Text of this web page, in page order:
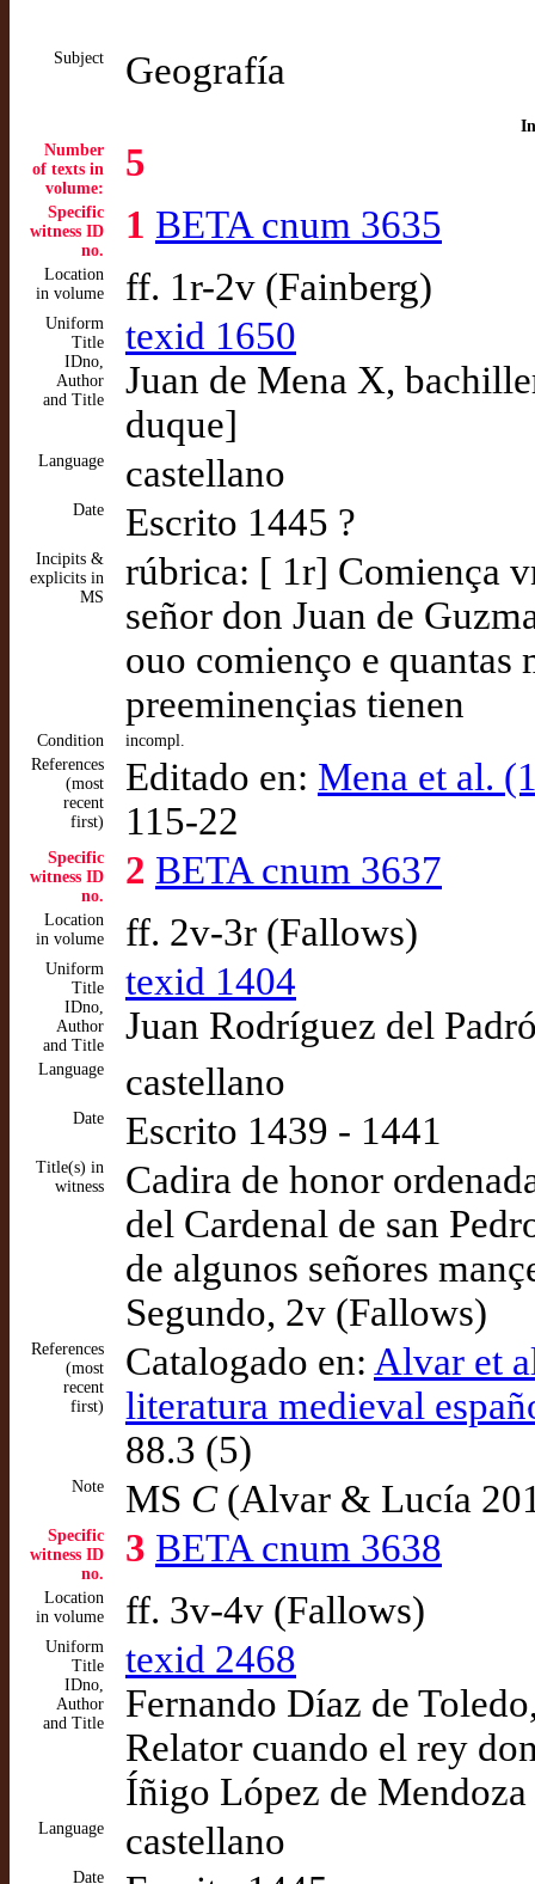
Subject Geografía
Number
of texts in
volume:
5
Specific
witness ID
no.
1 BETA cnum 3635
Location
in volume
ff. 1r-2v (Fainberg)
Uniform
Title
IDno,
Author
and Title
texid 1650
Juan de Mena X,
duque]
Language castellano
Date Escrito 1445 ?
Incipits &
explicits in
MS
rúbrica: [ 1r] Comiença
señor don Juan de
ouo comienço e quantas
preeminençias tienen
Condition
incompl.
References
(most
recent
first)
Editado en: Mena et al.
115-22
Specific
witness ID
no.
2 BETA cnum 3637
Location
in volume
ff. 2v-3r (Fallows)
Uniform
Title
IDno,
Author
and Title
texid 1404
Juan Rodríguez del
Language castellano
Date Escrito 1439 - 1441
Title(s) in
witness
Cadira de honor
del Cardenal de san
de algunos señores
Segundo, 2v (Fallows)
References
(most
recent
first)
Catalogado en: Alvar et
literatura medieval
88.3 (5)
Note MS C(Alvar & Lucía
Specific
witness ID
no.
3 BETA cnum 3638
Location
in volume
ff. 3v-4v (Fallows)
Uniform
Title
IDno,
Author
and Title
texid 2468
Fernando Díaz de
Relator cuando el rey
Íñigo López de Mendoza
Language castellano
Date